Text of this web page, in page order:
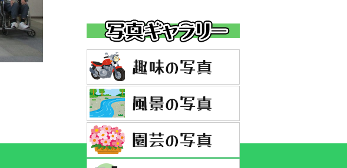
｜このページトップへ